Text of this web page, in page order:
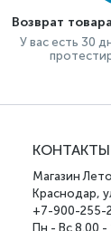
Возврат
У вас есть 30
КОНТАКТЫ
Магазин
Краснодар,
+7-900-255-
Пн - Вс 8.00 -